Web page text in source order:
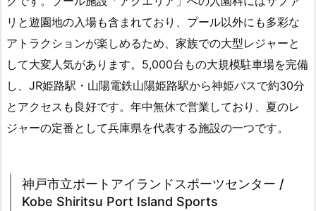
リと遊園地の入場も含まれており、プール以外にも多彩な
アトラクションが楽しめるため、家族での大型レジャーと
して大変人気があります。5,000台もの大規模駐車場を完備
し、JR姫路駅・山陽電鉄山陽姫路駅から神姫バスで約30分
とアクセスも良好です。年中無休で営業しており、夏のレ
ジャーの定番として兵庫県を代表する施設の一つです。
神戸市立ポートアイランドスポーツセンター /
Kobe Shiritsu Port Island Sports